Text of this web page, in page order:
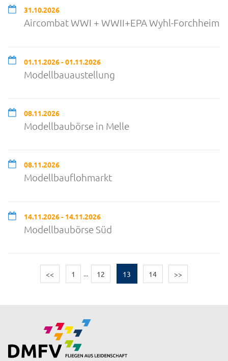
31.10.2026
Aircombat WWI + WWII+EPA Wyhl-Forchheim
01.11.2026 - 01.11.2026
Modellbauaustellung
08.11.2026
Modellbaubörse in Melle
08.11.2026
Modellbauflohmarkt
14.11.2026 - 14.11.2026
Modellbaubörse Süd
<< 1 ... 12 13 14 >>